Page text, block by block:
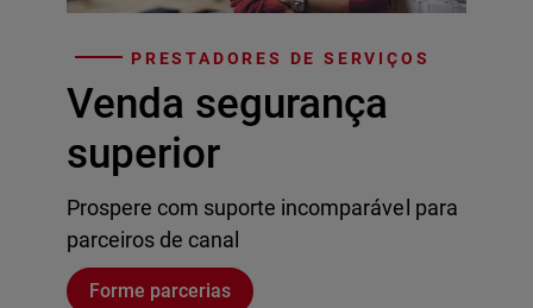
PRESTADORES DE SERVIÇOS
Venda segurança
superior
Prospere com suporte incomparável para
parceiros de canal
Forme parcerias